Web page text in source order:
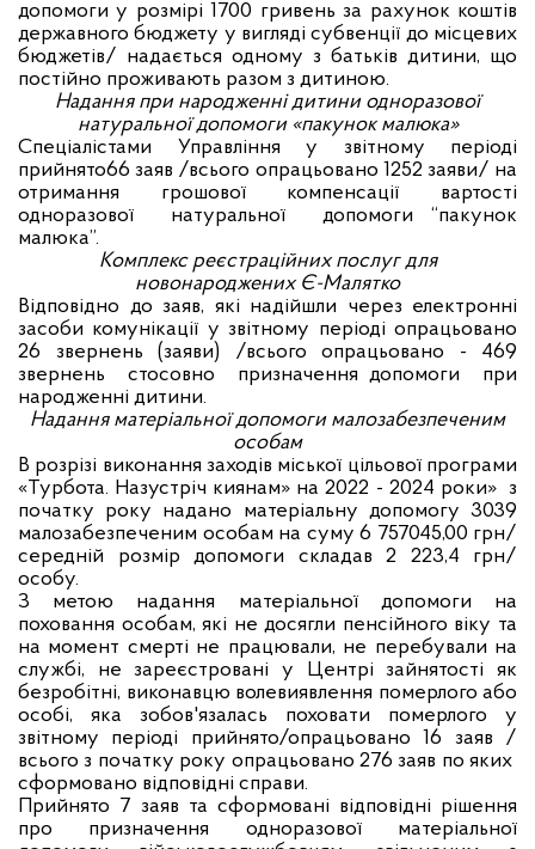
допомоги у розмірі 1700 гривень за рахунок коштів
державного бюджету у вигляді субвенції до місцевих
бюджетів/ надається одному з батьків дитини, що
постійно проживають разом з дитиною.
Надання при народженні дитини одноразової
натуральної допомоги «пакунок малюка»
Спеціалістами Управління у звітному періоді
прийнято66 заяв /всього опрацьовано 1252 заяви/ на
отримання грошової компенсації вартості
одноразової натуральної допомоги “пакунок
малюка”.
Комплекс реєстраційних послуг для
новонароджених Є-Малятко
Відповідно до заяв, які надійшли через електронні
засоби комунікації у звітному періоді опрацьовано
26 звернень (заяви) /всього опрацьовано - 469
звернень стосовно призначення допомоги при
народженні дитини.
Надання матеріальної допомоги малозабезпеченим
особам
В розрізі виконання заходів міської цільової програми
«Турбота. Назустріч киянам» на 2022 - 2024 роки» з
початку року надано матеріальну допомогу 3039
малозабезпеченим особам на суму 6 757045,00 грн/
середній розмір допомоги складав 2 223,4 грн/
особу.
З метою надання матеріальної допомоги на
поховання особам, які не досягли пенсійного віку та
на момент смерті не працювали, не перебували на
службі, не зареєстровані у Центрі зайнятості як
безробітні, виконавцю волевиявлення померлого або
особі, яка зобов'язалась поховати померлого у
звітному періоді прийнято/опрацьовано 16 заяв /
всього з початку року опрацьовано 276 заяв по яких
сформовано відповідні справи.
Прийнято 7 заяв та сформовані відповідні рішення
про призначення одноразової матеріальної